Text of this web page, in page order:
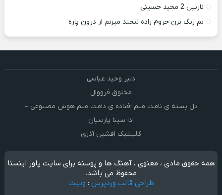
نازنین 2 مجید حسینی
بم زنگ نزن حروم زاده لبخند میزنم از درون پاره –
دلبر وحید عباسی
مخلوق فرووال
دل بسته ی نامت منم افتاده ی دامت منم هوش مصنوعی –
ادا سینا پارسیان
گلینلیک افشین آذری
همه حقوق مادی ، معنوی ، آهنگ ها و پوسته برای سایت پاور اینستا
محفوظ می باشد.
طراحی قالب وردپرس : وبیت